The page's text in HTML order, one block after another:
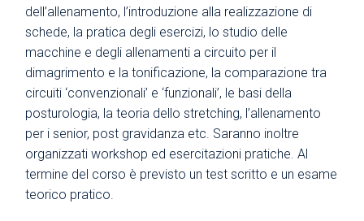
dell’allenamento, l’introduzione alla realizzazione di
schede, la pratica degli esercizi, lo studio delle
macchine e degli allenamenti a circuito per il
dimagrimento e la tonificazione, la comparazione tra
circuiti ‘convenzionali’ e ‘funzionali’, le basi della
posturologia, la teoria dello stretching, l’allenamento
per i senior, post gravidanza etc. Saranno inoltre
organizzati workshop ed esercitazioni pratiche. Al
termine del corso è previsto un test scritto e un esame
teorico pratico.